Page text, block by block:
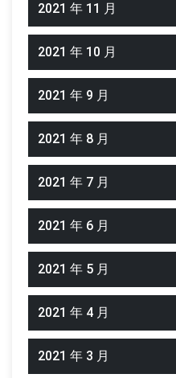
2021 年 11 月
2021 年 10 月
2021 年 9 月
2021 年 8 月
2021 年 7 月
2021 年 6 月
2021 年 5 月
2021 年 4 月
2021 年 3 月